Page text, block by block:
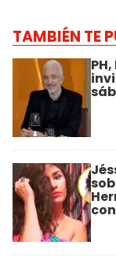
TAMBIÉN TE